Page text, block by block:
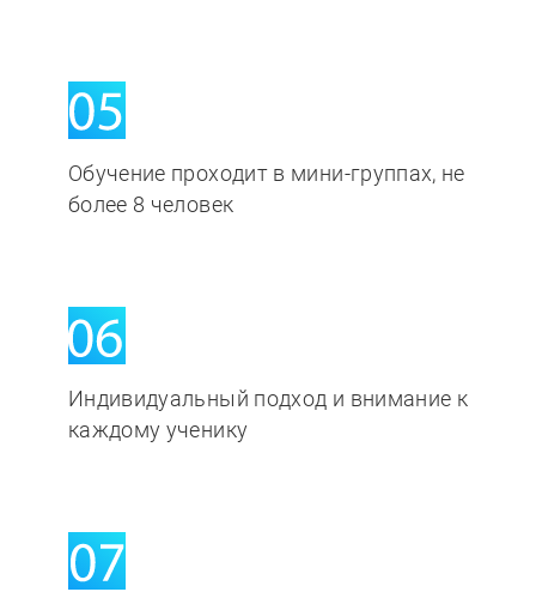
Обучение проходит в мини-группах, не
более 8 человек
Индивидуальный подход и внимание к
каждому ученику